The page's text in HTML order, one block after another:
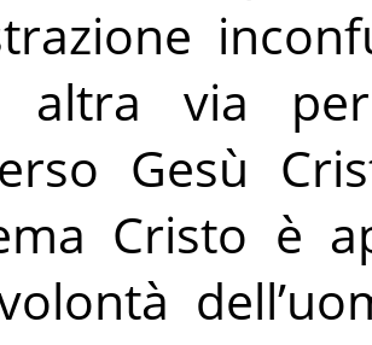
altra via
Gesù
Cristo è